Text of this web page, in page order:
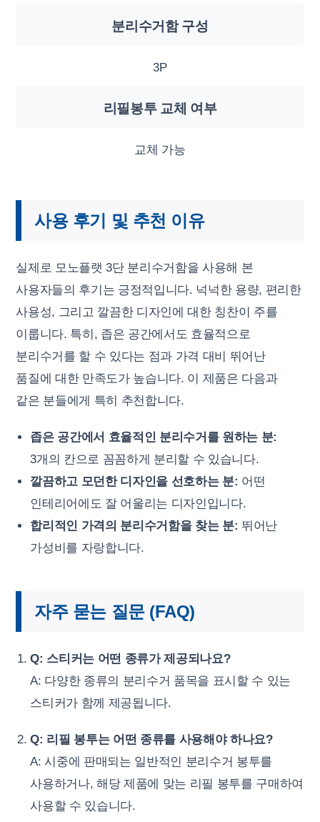
분리수거함 구성
3P
리필봉투 교체 여부
교체 가능
사용 후기 및 추천 이유
실제로 모노플랫 3단 분리수거함을 사용해 본
사용자들의 후기는 긍정적입니다. 넉넉한 용량, 편리한
사용성, 그리고 깔끔한 디자인에 대한 칭찬이 주를
이룹니다. 특히, 좁은 공간에서도 효율적으로
분리수거를 할 수 있다는 점과 가격 대비 뛰어난
품질에 대한 만족도가 높습니다. 이 제품은 다음과
같은 분들에게 특히 추천합니다.
좁은 공간에서 효율적인 분리수거를 원하는 분:
3개의 칸으로 꼼꼼하게 분리할 수 있습니다.
깔끔하고 모던한 디자인을 선호하는 분: 어떤
인테리어에도 잘 어울리는 디자인입니다.
합리적인 가격의 분리수거함을 찾는 분: 뛰어난
가성비를 자랑합니다.
자주 묻는 질문 (FAQ)
Q: 스티커는 어떤 종류가 제공되나요?
A: 다양한 종류의 분리수거 품목을 표시할 수 있는
스티커가 함께 제공됩니다.
Q: 리필 봉투는 어떤 종류를 사용해야 하나요?
A: 시중에 판매되는 일반적인 분리수거 봉투를
사용하거나, 해당 제품에 맞는 리필 봉투를 구매하여
사용할 수 있습니다.